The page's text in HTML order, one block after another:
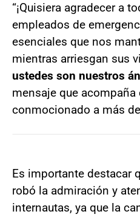
“¡Quisiera agradecer a
empleados de
esenciales que nos
mientras arriesgan sus
ustedes son nuestros
mensaje que
conmocionado a más
Es importante destacar
robó la admiración y
internautas, ya que la